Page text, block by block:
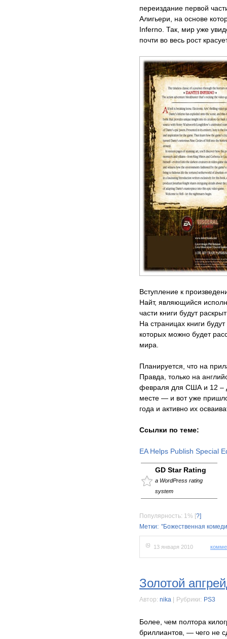
переиздание первой
Алигьери, на основе
Inferno. Так, мир уже
почти во весь рост
Вступление к
Найт, являющийся
части книги будут
На страницах книги
которых можно будет
мира.
Планируется, что на
Правда, только на
февраля для США и 12 –
месте — и вот уже
года и активно их
Ссылки по теме:
EA Helps Publish Special
GD Star Rating
a WordPress rating
system
Популярность: 1% [?]
Метки: "Божественная
13 января 2010
Золотой
Автор: nika Рубрики: PS3
Более, чем полтора
бриллиантов, — чего не